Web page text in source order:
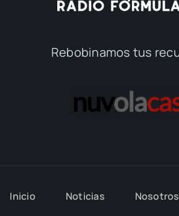
Rebobinamos tus
Inicio Noticias Nosotros